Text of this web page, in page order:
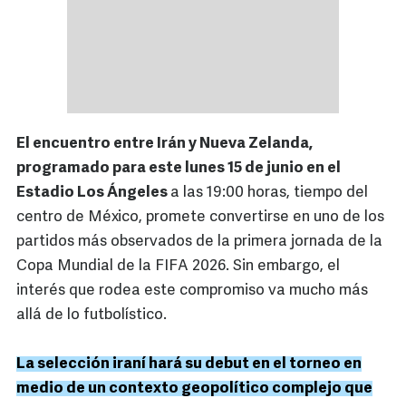
El encuentro entre Irán y Nueva Zelanda,
programado para este lunes 15 de junio en el
Estadio Los Ángeles a las 19:00 horas, tiempo del
centro de México, promete convertirse en uno de los
partidos más observados de la primera jornada de la
Copa Mundial de la FIFA 2026. Sin embargo, el
interés que rodea este compromiso va mucho más
allá de lo futbolístico.
La selección iraní hará su debut en el torneo en
medio de un contexto geopolítico complejo que